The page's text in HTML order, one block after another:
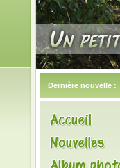
Dernière nouvelle :